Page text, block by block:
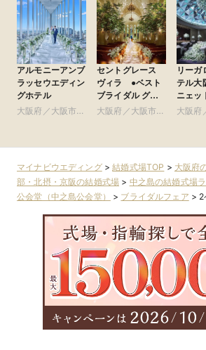
アルモニーアンブ
ラッセウエディン
グホテル
大阪府／大阪市北
セントグレース
ヴィラ ●ベスト
ブライダル グ
ループ
大阪府／大阪市南
リーガ
テル大
ニェッ
ション
大阪府
マイナビウエディング>結婚式場TOP > 大阪府
部・北摂・京阪の結婚式場 > 中之島の結婚式場
公会堂（中之島公会堂）
> ブライダルフェア > 2